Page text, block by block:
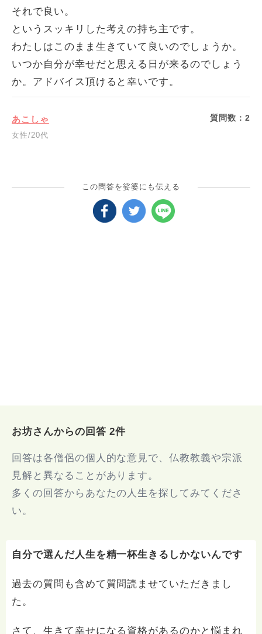
それで良い。
というスッキリした考えの持ち主です。
わたしはこのまま生きていて良いのでしょうか。
いつか自分が幸せだと思える日が来るのでしょう
か。アドバイス頂けると幸いです。
あこしゃ
女性/20代
質問数：2
この問答を娑婆にも伝える
お坊さんからの回答 2件
回答は各僧侶の個人的な意見で、仏教教義や宗派
見解と異なることがあります。
多くの回答からあなたの人生を探してみてくださ
い。
自分で選んだ人生を精一杯生きるしかないんです
過去の質問も含めて質問読ませていただきまし
た。
さて、生きて幸せになる資格があるのかと悩まれ